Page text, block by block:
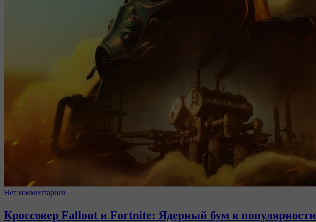
Нет комментариев
Кроссовер Fallout и Fortnite: Ядерный бум в популярности